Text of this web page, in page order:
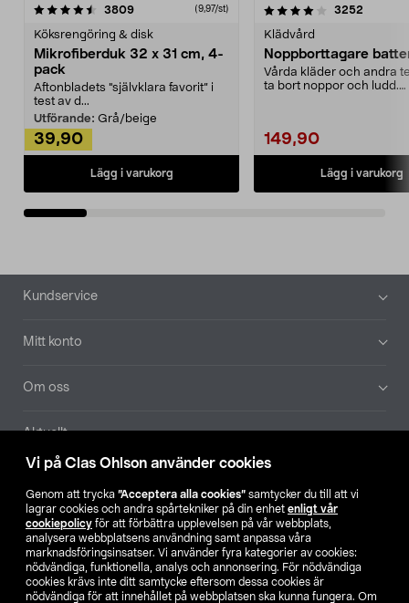
Vi på Clas Ohlson använder cookies
Genom att trycka ”Acceptera alla cookies” samtycker du till att vi
lagrar cookies och andra spårtekniker på din enhet enligt vår
cookiepolicy för att förbättra upplevelsen på vår webbplats,
analysera webbplatsens användning samt anpassa våra
marknadsföringsinsatser. Vi använder fyra kategorier av cookies:
nödvändiga, funktionella, analys och annonsering. För nödvändiga
cookies krävs inte ditt samtycke eftersom dessa cookies är
nödvändiga för att innehållet på webbplatsen ska kunna fungera. Om
3809recensioner (9,97/st)
Köksrengöring & disk
Mikrofiberduk 32 x 31 cm, 4-
pack
Aftonbladets "självklara favorit” i
test av d...
Utförande: Grå/beige
39,90
Lägg i varukorg
4.0av 5 stjärnor 3252
Klädvård
Noppborttagare
Vårda kläder och andra
ta bort noppor och ludd.
149,90
Lägg i varukorg
4.5av 5 stjärnor
Sidfot
Kundservice
Mitt konto
Om oss
Aktuellt
Hitta butik
SE NO FI